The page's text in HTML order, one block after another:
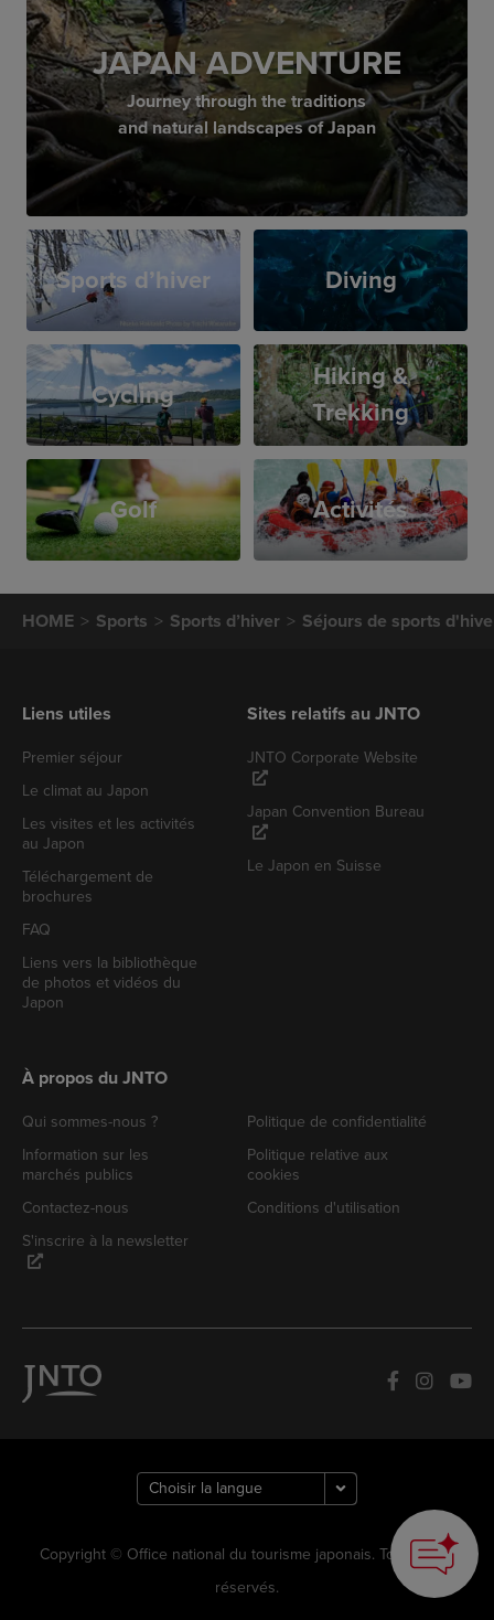
JAPAN ADVENTURE
Journey through the traditions
and natural landscapes of Japan
Sports d’hiver Diving
Cycling
Hiking &
Trekking
Golf Activités
HOME Sports Sports d’hiver Séjours de sports
Liens utiles
Premier séjour
Le climat au Japon
Les visites et les activités
au Japon
Téléchargement de
brochures
FAQ
Liens vers la bibliothèque
de photos et vidéos du
Japon
Sites relatifs au JNTO
JNTO Corporate Website
Japan Convention Bureau
Le Japon en Suisse
À propos du JNTO
Qui sommes-nous ?
Information sur les
marchés publics
Contactez-nous
S'inscrire à la newsletter
Politique de confidentialité
Politique relative aux
cookies
Conditions d'utilisation
Copyright © Office national du tourisme japonais. Tous droits
réservés.